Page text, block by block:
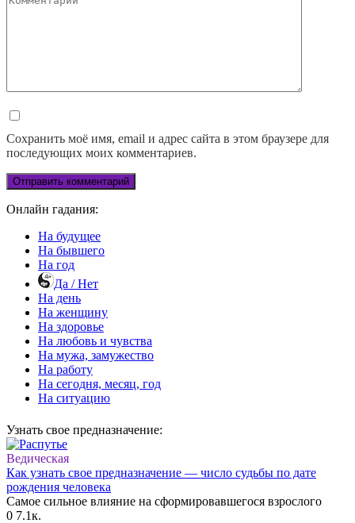
Сохранить моё имя, email и адрес сайта в этом браузере для
последующих моих комментариев.
Онлайн гадания:
На будущее
На бывшего
На год
Да / Нет
На день
На женщину
На здоровье
На любовь и чувства
На мужа, замужество
На работу
На сегодня, месяц, год
На ситуацию
Узнать свое предназначение:
Ведическая
Как узнать свое предназначение — число судьбы по дате
рождения человека
Самое сильное влияние на сформировавшегося взрослого
0 7.1к.